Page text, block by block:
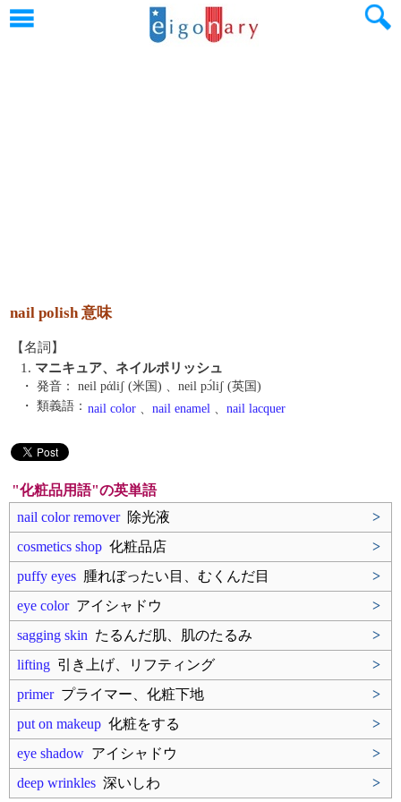
nail polish 意味
【名詞】
1. マニキュア、ネイルポリッシュ
・ 発音：
neil pάliʃ (米国) 、neil pɔ́liʃ (英国)
・ 類義語： nail color 、 nail enamel 、 nail lacquer
"化粧品用語"の英単語
nail color remover除光液
>
cosmetics shop 化粧品店
>
puffy eyes 腫れぼったい目、むくんだ目
>
eye colorアイシャドウ
>
sagging skin たるんだ肌、肌のたるみ
>
lifting 引き上げ、リフティング
>
primerプライマー、化粧下地
>
put on makeup 化粧をする
>
eye shadow アイシャドウ
>
deep wrinkles 深いしわ >